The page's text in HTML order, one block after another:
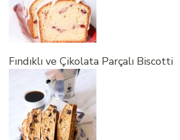
Fındıklı ve Çikolata Parçalı Biscotti